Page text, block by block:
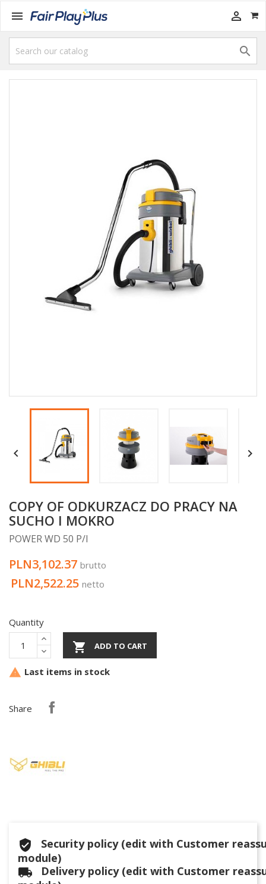
 

 
COPY OF ODKURZACZ DO PRACY NA
SUCHO I MOKRO
POWER WD 50 P/I
PLN3,102.37 brutto
PLN2,522.25 netto
Quantity
 ADD TO CART
 Last items in stock
Share
Security policy (edit with Customer
module)
Delivery policy (edit with Customer